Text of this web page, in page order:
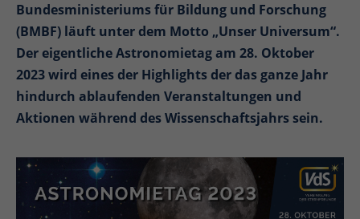
Bundesministeriums für Bildung und Forschung
(BMBF) läuft unter dem Motto „Unser Universum“.
Der eigentliche Astronomietag am 28. Oktober
2023 wird eines der Highlights der das ganze Jahr
hindurch ablaufenden Veranstaltungen und
Aktionen während des Wissenschaftsjahrs sein.